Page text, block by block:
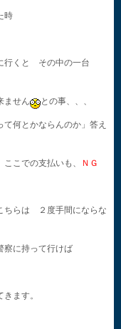
時
行くと その中の一台
ません との事、、、
何とかならんのか」答え
こでの支払いも、 ＮＧ
らは ２度手間にならな
察に持って行けば
ます。